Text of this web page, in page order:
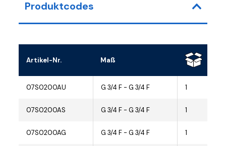
Produktcodes
Artikel-Nr. Maß
07S0200AU G 3/4 F - G 3/4 F 1
07S0200AS G 3/4 F - G 3/4 F 1
07S0200AG G 3/4 F - G 3/4 F 1